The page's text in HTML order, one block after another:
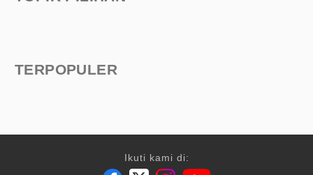
TERPOPULER
Ikuti kami di: